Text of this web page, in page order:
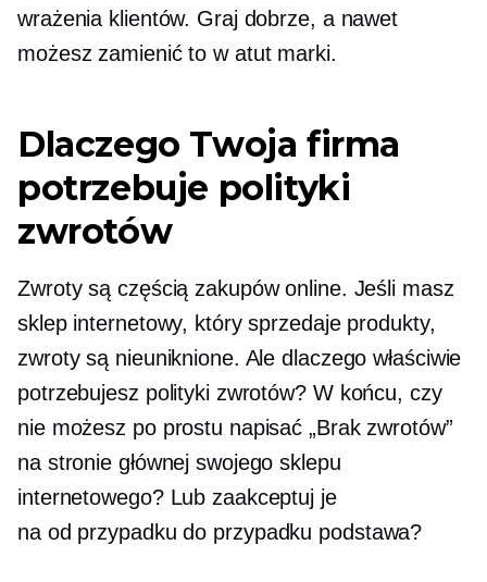
wrażenia klientów. Graj dobrze, a nawet
możesz zamienić to w atut marki.
Dlaczego Twoja firma
potrzebuje polityki
zwrotów
Zwroty są częścią zakupów online. Jeśli masz
sklep internetowy, który sprzedaje produkty,
zwroty są nieuniknione. Ale dlaczego właściwie
potrzebujesz polityki zwrotów? W końcu, czy
nie możesz po prostu napisać „Brak zwrotów”
na stronie głównej swojego sklepu
internetowego? Lub zaakceptuj je
na od przypadku do przypadku podstawa?